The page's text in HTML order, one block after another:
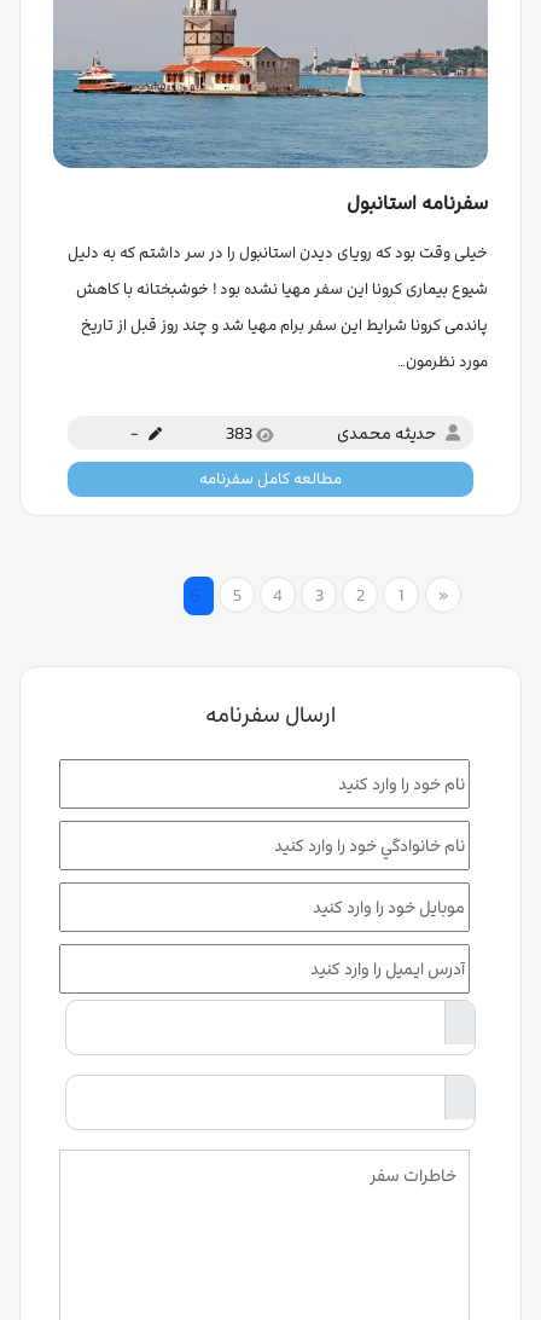
سفرنامه استانبول
خیلی وقت بود که رویای دیدن استانبول را در سر داشتم که به دلیل
شیوع بیماری کرونا این سفر مهیا نشده بود ! خوشبختانه با کاهش
پاندمی کرونا شرایط این سفر برام مهیا شد و چند روز قبل از تاریخ
مورد نظرمون…
حدیثه محمدی 383
-
مطالعه کامل سفرنامه
«
1
2
3
4
5
6
ارسال سفرنامه